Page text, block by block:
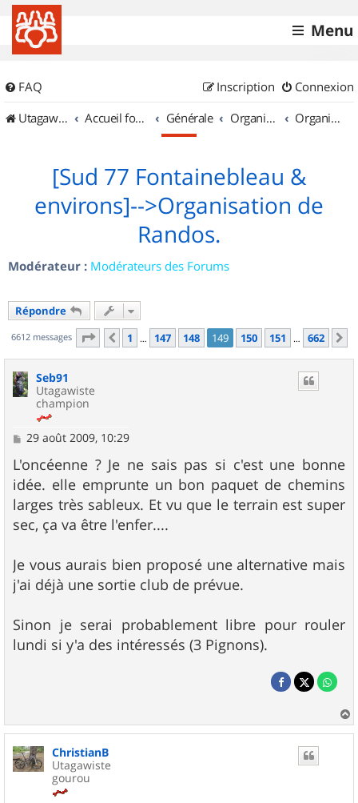
Menu
FAQ Connexion
Inscription
UtagawaVTT (Randos VTT et VTTAE avec traces GPS)
Accueil forum Générale Organisation de sorties & Recherche de partenaires Organisation de sorties en région Île de France
[Sud 77 Fontainebleau &
environs]-->Organisation de
Randos.
Modérateur : Modérateurs des Forums
Répondre
6612 messages Page 149 sur662
Précédent
1 … 147 148 149 150 151 … 662
Seb91
Utagawiste
champion
M
s
s
a
g
e
29 août 2009, 10:29
L'oncéenne ? Je ne sais pas si c'est une bonne
idée. elle emprunte un bon paquet de chemins
larges très sableux. Et vu que le terrain est super
sec, ça va être l'enfer....
Je vous aurais bien proposé une alternative mais
j'ai déjà une sortie club de prévue.
Sinon je serai probablement libre pour rouler
lundi si y'a des intéressés (3 Pignons).
a
ChristianB
Utagawiste
gourou